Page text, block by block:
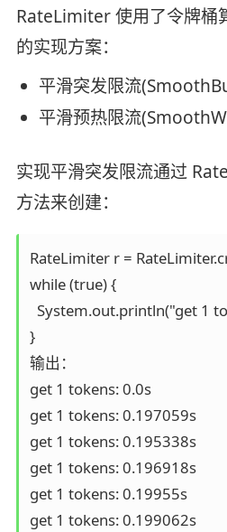
RateLimiter 使用了令牌桶
的实现方案：
平滑突发限流
平滑预热限流
实现平滑突发限流通过
方法来创建：
RateLimiter r =
while (true) {
System.out.println("get 1
}
输出：
get 1 tokens: 0.0s
get 1 tokens: 0.197059s
get 1 tokens: 0.195338s
get 1 tokens: 0.196918s
get 1 tokens: 0.19955s
get 1 tokens: 0.199062s